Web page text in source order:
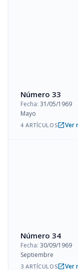
Número 33
Fecha: 31/05/1969
Mayo
4 ARTÍCULOSopen_in_newVer
Número 34
Fecha: 30/09/1969
Septiembre
3 ARTÍCULOSopen_in_newVer